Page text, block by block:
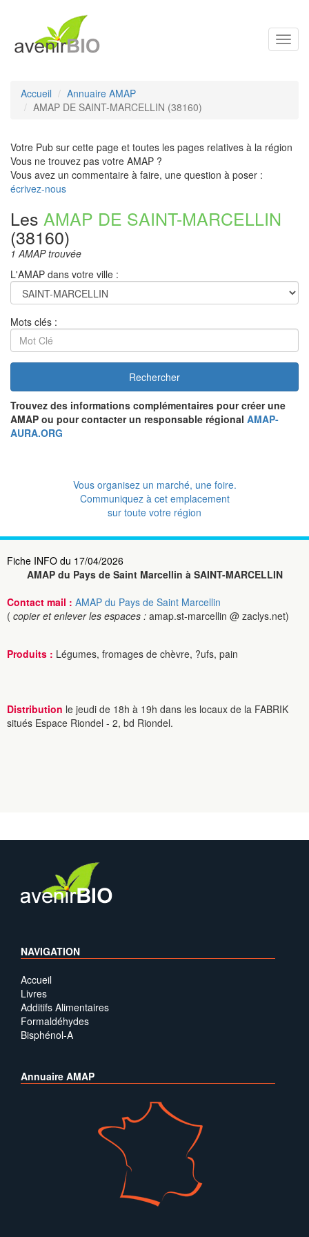
Accueil
Annuaire AMAP
AMAP DE SAINT-MARCELLIN (38160)
Votre Pub sur cette page et toutes les pages relatives à la région
Vous ne trouvez pas votre AMAP ?
Vous avez un commentaire à faire, une question à poser :
écrivez-nous
Les AMAP DE SAINT-MARCELLIN
(38160)
1 AMAP trouvée
L'AMAP dans votre ville :
Mots clés :
Rechercher
Trouvez des informations complémentaires pour créer une
AMAP ou pour contacter un responsable régional AMAP-
AURA.ORG
Vous organisez un marché, une foire.
Communiquez à cet emplacement
sur toute votre région
Fiche INFO du 17/04/2026
AMAP du Pays de Saint Marcellin à SAINT-MARCELLIN
Contact mail : AMAP du Pays de Saint Marcellin
( copier et enlever les espaces : amap.st-marcellin @ zaclys.net)
Produits : Légumes, fromages de chèvre, ?ufs, pain
Distribution le jeudi de 18h à 19h dans les locaux de la FABRIK
situés Espace Riondel - 2, bd Riondel.
NAVIGATION
Accueil
Livres
Additifs Alimentaires
Formaldéhydes
Bisphénol-A
Annuaire AMAP